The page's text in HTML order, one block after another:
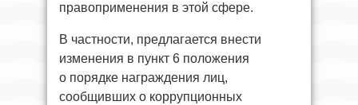
правоприменения в этой сфере.
В частности, предлагается внести
изменения в пункт 6 положения
о порядке награждения лиц,
сообщивших о коррупционных